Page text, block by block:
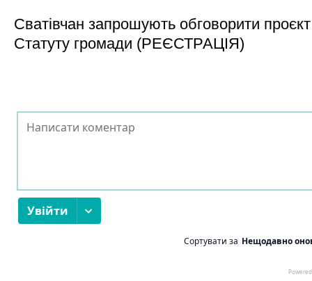
Сватівчан запрошують обговорити проєкт
Статуту громади (РЕЄСТРАЦІЯ)